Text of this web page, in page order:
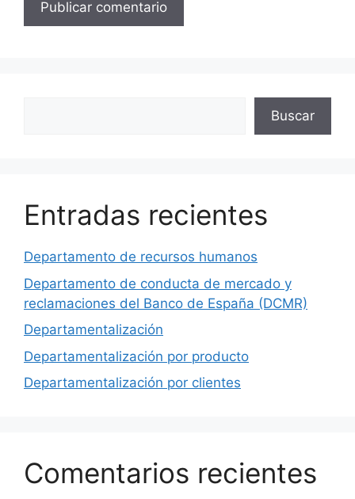
Buscar
Entradas recientes
Departamento de recursos humanos
Departamento de conducta de mercado y
reclamaciones del Banco de España (DCMR)
Departamentalización
Departamentalización por producto
Departamentalización por clientes
Comentarios recientes